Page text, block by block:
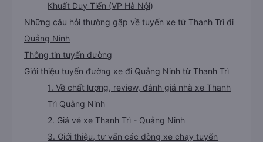
Khuất Duy Tiến (VP Hà Nội)
Những câu hỏi thường gặp về tuyến xe từ Thanh Trì đi
Quảng Ninh
Thông tin tuyến đường
Giới thiệu tuyến đường xe đi Quảng Ninh từ Thanh Trì
1. Về chất lượng, review, đánh giá nhà xe Thanh
Trì Quảng Ninh
2. Giá vé xe Thanh Trì - Quảng Ninh
3. Giới thiệu, tư vấn các dòng xe chạy tuyến